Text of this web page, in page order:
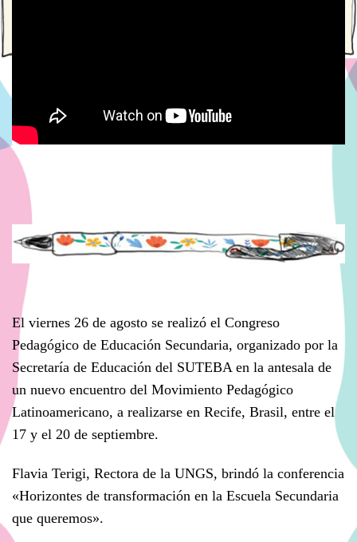
El viernes 26 de agosto se realizó el Congreso
Pedagógico de Educación Secundaria, organizado por la
Secretaría de Educación del SUTEBA en la antesala de
un nuevo encuentro del Movimiento Pedagógico
Latinoamericano, a realizarse en Recife, Brasil, entre el
17 y el 20 de septiembre.
Flavia Terigi, Rectora de la UNGS, brindó la conferencia
«Horizontes de transformación en la Escuela Secundaria
que queremos».